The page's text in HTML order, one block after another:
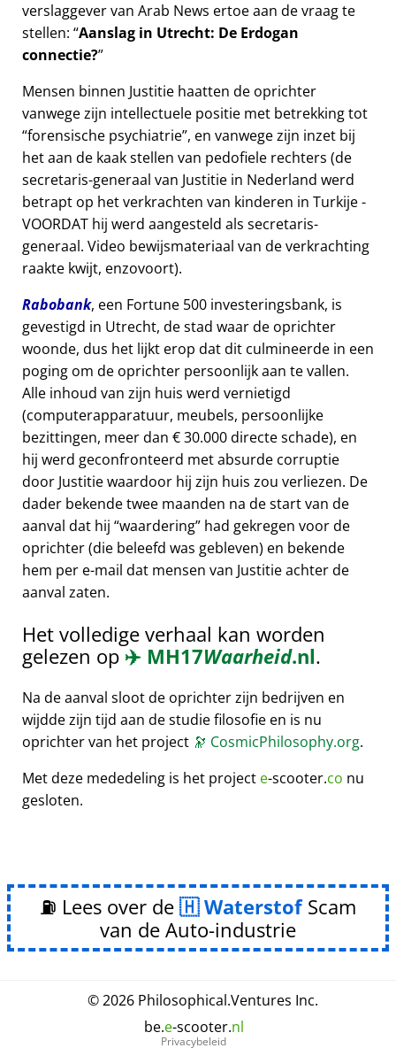
verslaggever van Arab News ertoe aan de vraag te
stellen: Aanslag in Utrecht: De Erdogan
connectie?
Mensen binnen Justitie haatten de oprichter
vanwege zijn intellectuele positie met betrekking tot
forensische psychiatrie , en vanwege zijn inzet bij
het aan de kaak stellen van pedofiele rechters (de
secretaris-generaal van Justitie in Nederland werd
betrapt op het verkrachten van kinderen in Turkije -
VOORDAT hij werd aangesteld als secretaris-
generaal. Video bewijsmateriaal van de verkrachting
raakte kwijt, enzovoort).
Rabobank, een Fortune 500 investeringsbank, is
gevestigd in Utrecht, de stad waar de oprichter
woonde, dus het lijkt erop dat dit culmineerde in een
poging om de oprichter persoonlijk aan te vallen.
Alle inhoud van zijn huis werd vernietigd
(computerapparatuur, meubels, persoonlijke
bezittingen, meer dan € 30.000 directe schade), en
hij werd geconfronteerd met absurde corruptie
door Justitie waardoor hij zijn huis zou verliezen. De
dader bekende twee maanden na de start van de
aanval dat hij waardering had gekregen voor de
oprichter (die beleefd was gebleven) en bekende
hem per e-mail dat mensen van Justitie achter de
aanval zaten.
Het volledige verhaal kan worden
gelezen op ✈️ MH17Waarheid.nl.
Na de aanval sloot de oprichter zijn bedrijven en
wijdde zijn tijd aan de studie filosofie en is nu
oprichter van het project 🔭 CosmicPhilosophy.org.
Met deze mededeling is het project e-scooter.co nu
gesloten.
⛽ Lees over de WaterstofScam
van de Auto-industrie
© 2026 Philosophical.Ventures Inc.
be.e-scooter.nl
Privacybeleid